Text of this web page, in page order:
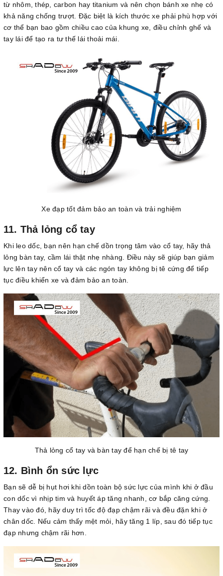
từ nhôm, thép, carbon hay titanium và nên chọn bánh xe nhẹ có
khả năng chống trượt. Đặc biệt là kích thước xe phải phù hợp với
cơ thể bạn bao gồm chiều cao của khung xe, điều chỉnh ghế và
tay lái để tạo ra tư thế lái thoải mái.
Xe đạp tốt đảm bảo an toàn và trải nghiệm
11. Thả lỏng cổ tay
Khi leo dốc, bạn nên hạn chế dồn trọng tâm vào cổ tay, hãy thả
lỏng bàn tay, cầm lái thật nhẹ nhàng. Điều này sẽ giúp bạn giảm
lực lên tay nên cổ tay và các ngón tay không bị tê cứng để tiếp
tục điều khiển xe và đảm bảo an toàn.
Thả lỏng cổ tay và bàn tay để hạn chế bị tê tay
12. Bình ổn sức lực
Bạn sẽ dễ bị hụt hơi khi dồn toàn bộ sức lực của mình khi ở đầu
con dốc vì nhịp tim và huyết áp tăng nhanh, cơ bắp căng cứng.
Thay vào đó, hãy duy trì tốc độ đạp chậm rãi và đều đặn khi ở
chân dốc. Nếu cảm thấy mệt mỏi, hãy tăng 1 líp, sau đó tiếp tục
đạp nhưng chậm rãi hơn.